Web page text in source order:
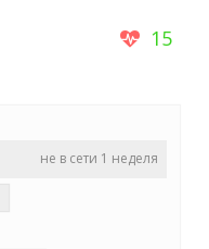
15
не в сети 1 неделя